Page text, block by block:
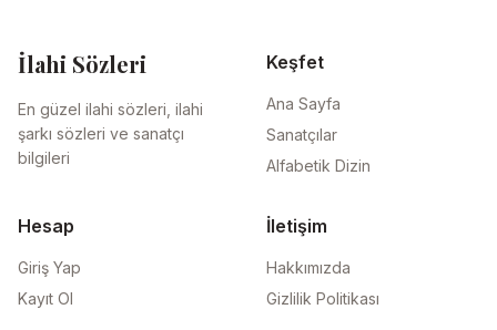
İlahi Sözleri
En güzel ilahi sözleri, ilahi
şarkı sözleri ve sanatçı
bilgileri
Keşfet
Ana Sayfa
Sanatçılar
Alfabetik Dizin
Hesap
Giriş Yap
Kayıt Ol
İletişim
Hakkımızda
Gizlilik Politikası